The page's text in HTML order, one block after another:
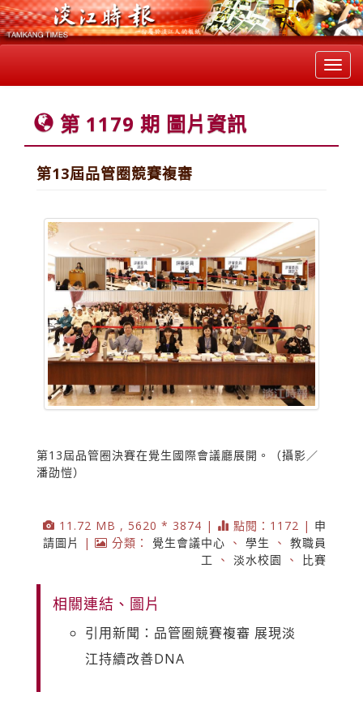
第 1179 期 圖片資訊
第13屆品管圈競賽複審
第13屆品管圈決賽在覺生國際會議廳展開。（攝影／
潘劭愷）
11.72 MB , 5620 * 3874 | 點閱：1172 | 申
請圖片
| 分類： 覺生會議中心 、 學生 、 教職員
工
、 淡水校園 、 比賽
相關連結、圖片
引用新聞：品管圈競賽複審 展現淡
江持續改善DNA